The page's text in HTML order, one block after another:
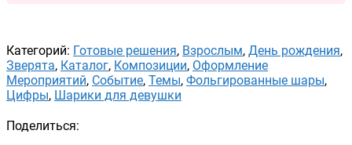
Категорий: Готовые решения, Взрослым, День рождения,
Зверята, Каталог, Композиции, Оформление
Мероприятий, Событие, Темы, Фольгированные шары,
Цифры, Шарики для девушки
Поделиться: